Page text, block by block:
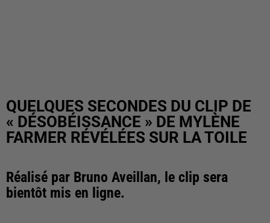
QUELQUES SECONDES DU CLIP DE
« DÉSOBÉISSANCE » DE MYLÈNE
FARMER RÉVÉLÉES SUR LA TOILE
Réalisé par Bruno Aveillan, le clip sera
bientôt mis en ligne.